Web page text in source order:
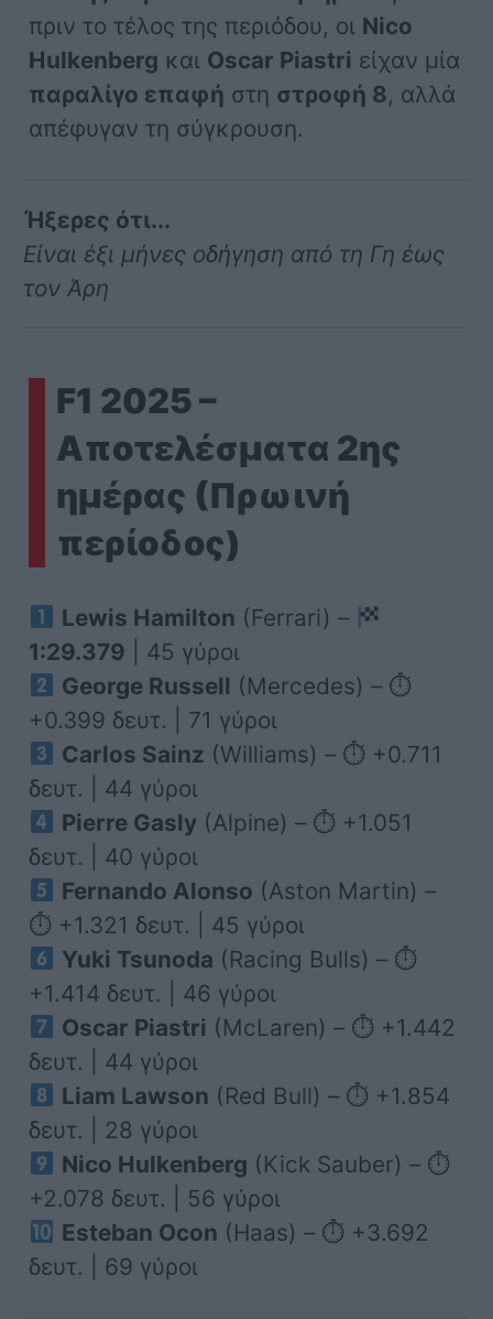
πριν το τέλος της περιόδου, οι Nico
Hulkenberg και Oscar Piastri είχαν μία
παραλίγο επαφή στη στροφή 8, αλλά
απέφυγαν τη σύγκρουση.
Ήξερες ότι...
Είναι έξι μήνες οδήγηση από τη Γη έως
τον Άρη
F1 2025 –
Αποτελέσματα 2ης
ημέρας (Πρωινή
περίοδος)
Lewis Hamilton (Ferrari) –
1:29.379 | 45 γύροι
George Russell (Mercedes) – ⏱
+0.399 δευτ. | 71 γύροι
Carlos Sainz (Williams) – ⏱ +0.711
δευτ. | 44 γύροι
Pierre Gasly(Alpine) – ⏱ +1.051
δευτ. | 40 γύροι
Fernando Alonso (Aston Martin) –
⏱ +1.321 δευτ. | 45 γύροι
Yuki Tsunoda (Racing Bulls) – ⏱
+1.414 δευτ. | 46 γύροι
Oscar Piastri (McLaren) – ⏱ +1.442
δευτ. | 44 γύροι
Liam Lawson (Red Bull) – ⏱ +1.854
δευτ. | 28 γύροι
Nico Hulkenberg (Kick Sauber) – ⏱
+2.078 δευτ. | 56 γύροι
Esteban Ocon (Haas) – ⏱ +3.692
δευτ. | 69 γύροι